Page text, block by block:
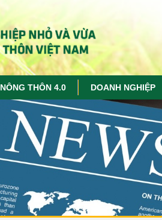
NÔNG THÔN 4.0 DOANH NGHIỆP